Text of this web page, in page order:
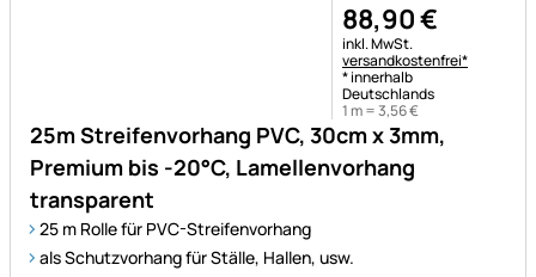
25m Streifenvorhang PVC, 30cm x 3mm,
Premium bis -20°C, Lamellenvorhang
transparent
25 m Rolle für PVC-Streifenvorhang
als Schutzvorhang für Ställe, Hallen, usw.
88,90€
Steuerhinweis:
inkl. MwSt.
versandkostenfrei*
* innerhalb
Deutschlands
1 m =3,56€